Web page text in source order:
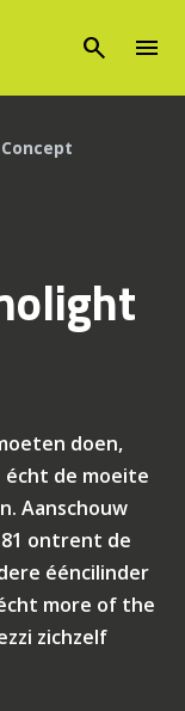
search menu
doen,
écht de moeite
Aanschouw
ontrent de
ééncilinder
more of the
zichzelf